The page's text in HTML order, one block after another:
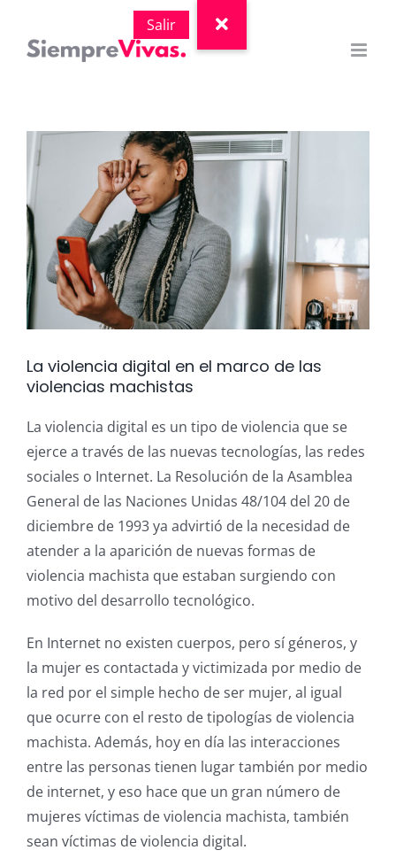
contenido
imagen
grande
La violencia digital en el marco de las
violencias machistas
La violencia digital es un tipo de violencia que se
ejerce a través de las nuevas tecnologías, las redes
sociales o Internet. La Resolución de la Asamblea
General de las Naciones Unidas 48/104 del 20 de
diciembre de 1993 ya advirtió de la necesidad de
atender a la aparición de nuevas formas de
violencia machista que estaban surgiendo con
motivo del desarrollo tecnológico.
En Internet no existen cuerpos, pero sí géneros, y
la mujer es contactada y victimizada por medio de
la red por el simple hecho de ser mujer, al igual
que ocurre con el resto de tipologías de violencia
machista. Además, hoy en día las interacciones
entre las personas tienen lugar también por medio
de internet, y eso hace que un gran número de
mujeres víctimas de violencia machista, también
sean víctimas de violencia digital.